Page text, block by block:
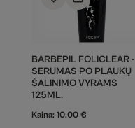
BARBEPIL FOLICLEAR -
SERUMAS PO PLAUKŲ
ŠALINIMO VYRAMS
125ML.
Kaina: 10.00 €